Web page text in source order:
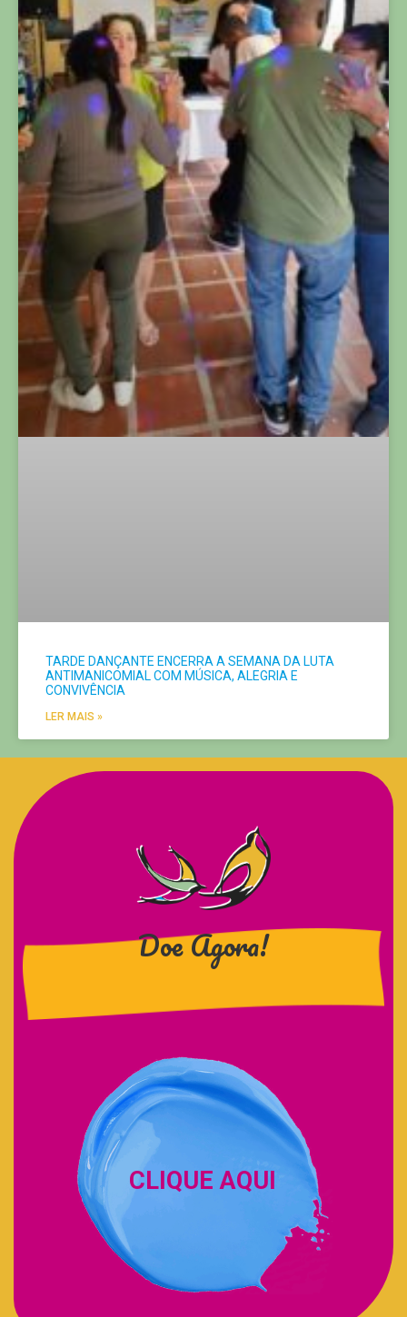
TARDE DANÇANTE ENCERRA A SEMANA DA LUTA
ANTIMANICOMIAL COM MÚSICA, ALEGRIA E
CONVIVÊNCIA
LER MAIS »
Doe Agora!
CLIQUE AQUI